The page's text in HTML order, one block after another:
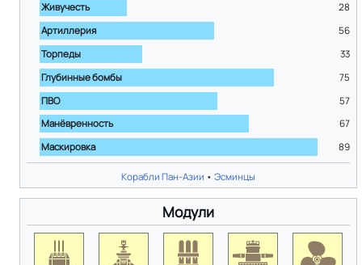
Живучесть
28
Артиллерия
56
Торпеды
33
Глубинные бомбы
75
ПВО
57
Манёвренность
67
Маскировка
89
Корабли Пан-Азии • Эсминцы
Модули